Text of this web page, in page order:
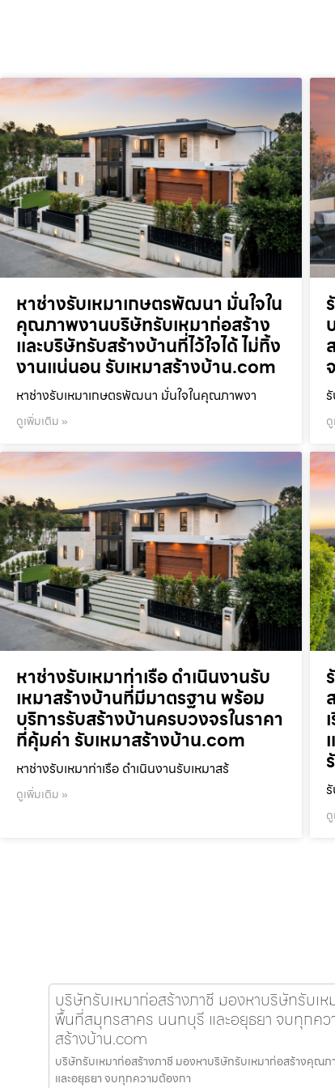
หาช่างรับเหมาเกษตรพัฒนา มั่นใจใน
คุณภาพงานบริษัทรับเหมาก่อสร้าง
และบริษัทรับสร้างบ้านที่ไว้ใจได้ ไม่ทิ้ง
งานแน่นอน รับเหมาสร้างบ้าน.com
หาช่างรับเหมาเกษตรพัฒนา มั่นใจในคุณภาพงา
ดูเพิ่มเติม »
หาช่างรับเหมาท่าเรือ ดำเนินงานรับ
เหมาสร้างบ้านที่มีมาตรฐาน พร้อม
บริการรับสร้างบ้านครบวงจรในราคา
ที่คุ้มค่า รับเหมาสร้างบ้าน.com
หาช่างรับเหมาท่าเรือ ดำเนินงานรับเหมาสร้
ดูเพิ่มเติม »
บริษัทรับเหมาก่อสร้างภาชี มองหาบริษัทรับ
พื้นที่สมุทรสาคร นนทบุรี และอยุธยา จบทุกคว
สร้างบ้าน.com
บริษัทรับเหมาก่อสร้างภาชี มองหาบริษัทรับเหมาก่อสร้างคุ
และอยุธยา จบทุกความต้องกา